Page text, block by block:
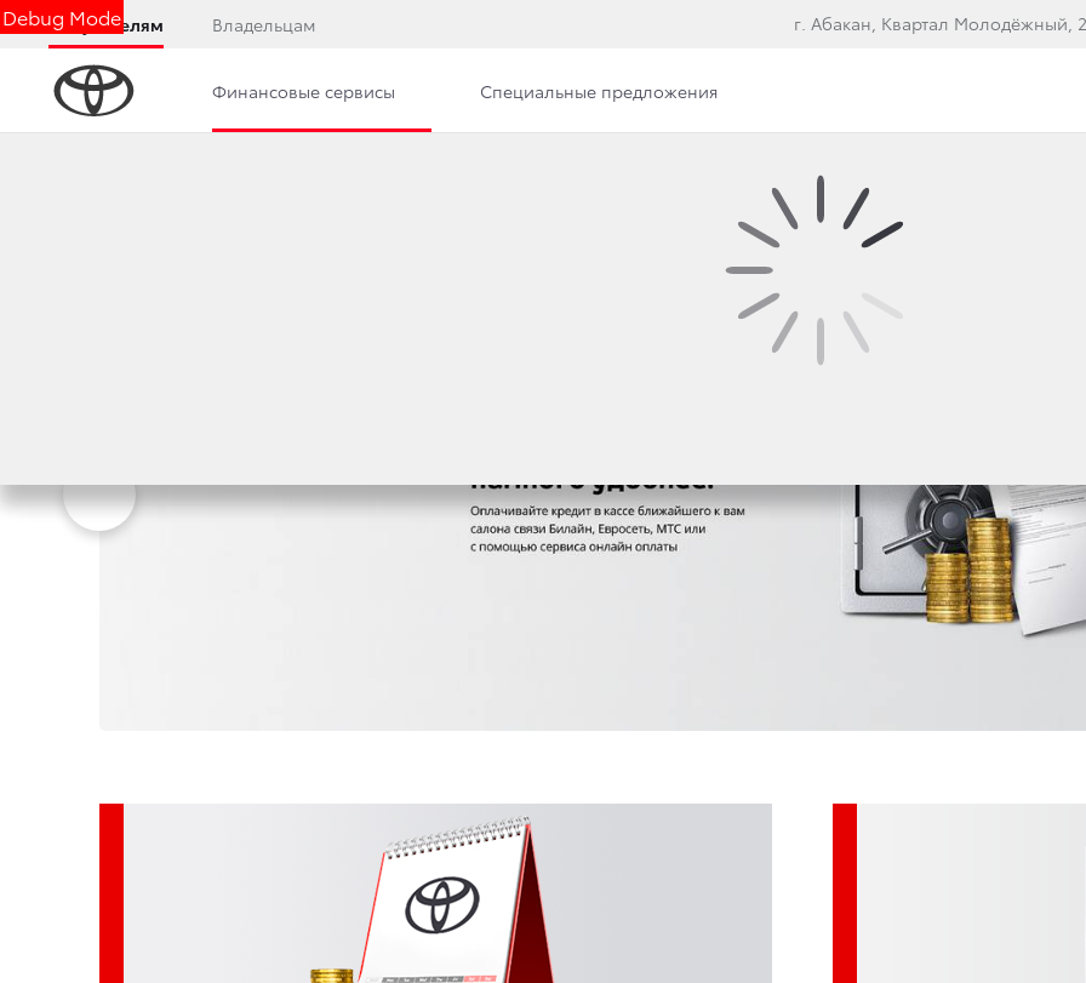
Debug Mode
Покупателям Владельцам г. Абакан, Квартал Молодёжный,
Финансовые сервисы Специальные предложения
Онлайн-одобрение